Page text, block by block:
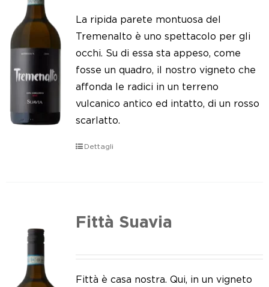
I nostri vigneti
Tappo a vite
Le nostre news
La ripida parete montuosa del
Tremenalto è uno spettacolo per gli
occhi. Su di essa sta appeso, come
fosse un quadro, il nostro vigneto che
affonda le radici in un terreno
vulcanico antico ed intatto, di un rosso
scarlatto.
Dettagli
Fittà Suavia
Fittà è casa nostra. Qui, in un vigneto